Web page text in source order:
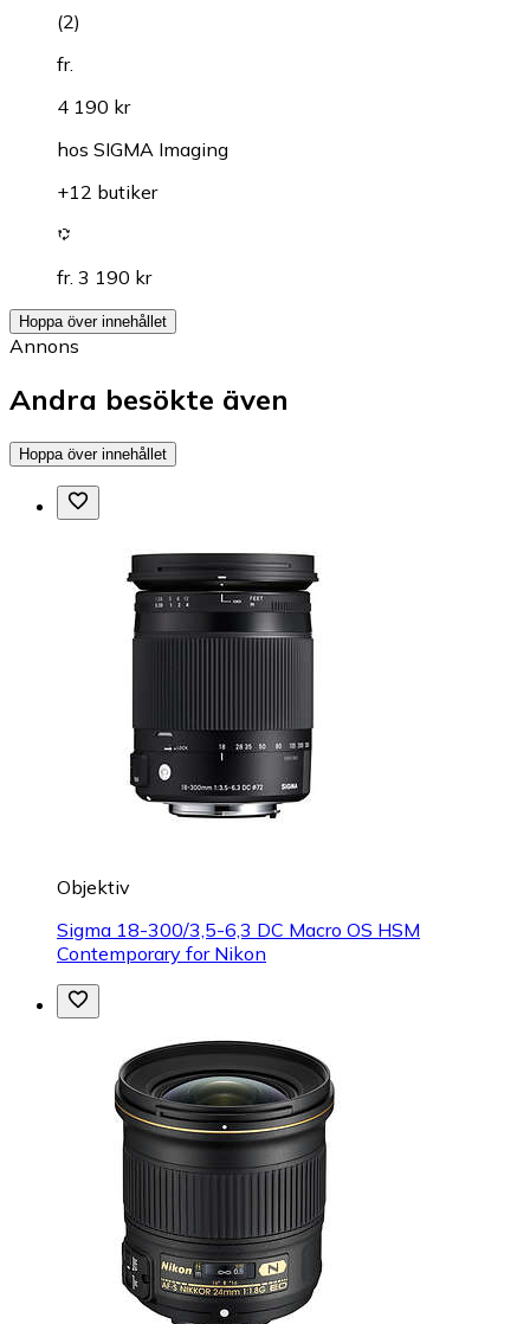
(2)
fr.
4 190 kr
hos SIGMA Imaging
+12 butiker
fr. 3 190 kr
Hoppa över innehållet
Annons
Andra besökte även
Hoppa över innehållet
Objektiv
Sigma 18-300/3,5-6,3 DC Macro OS HSM
Contemporary for Nikon